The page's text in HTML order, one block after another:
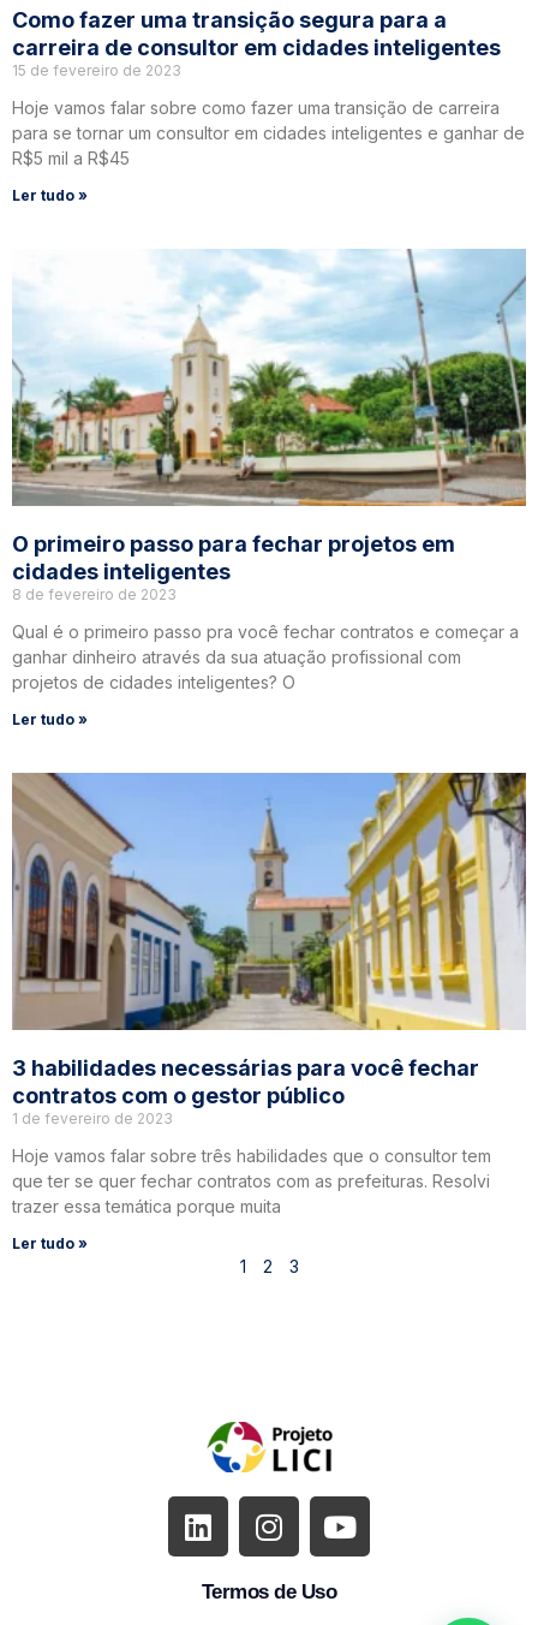
Como fazer uma transição segura para a
carreira de consultor em cidades inteligentes
15 de fevereiro de 2023
Hoje vamos falar sobre como fazer uma transição de carreira
para se tornar um consultor em cidades inteligentes e ganhar de
R$5 mil a R$45
Ler tudo »
O primeiro passo para fechar projetos em
cidades inteligentes
8 de fevereiro de 2023
Qual é o primeiro passo pra você fechar contratos e começar a
ganhar dinheiro através da sua atuação profissional com
projetos de cidades inteligentes? O
Ler tudo »
3 habilidades necessárias para você fechar
contratos com o gestor público
1 de fevereiro de 2023
Hoje vamos falar sobre três habilidades que o consultor tem
que ter se quer fechar contratos com as prefeituras. Resolvi
trazer essa temática porque muita
Ler tudo »
1 2 3
Termos de Uso